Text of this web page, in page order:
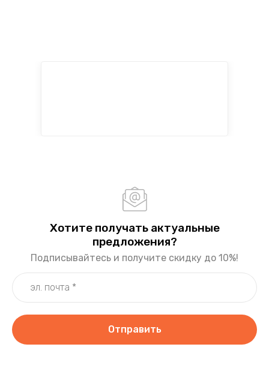
Хотите получать актуальные
предложения?
Подписывайтесь и получите скидку до 10%!
Отправить